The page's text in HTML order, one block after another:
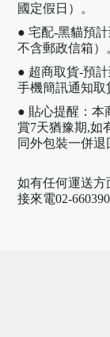
國定假日）。
● 宅配-黑貓預
不含郵政信箱）
● 超商取貨-預
手機簡訊通知取
● 貼心提醒：本
賞7天猶豫期,如
同外包裝一併退
如有任何運送方
接來電02-